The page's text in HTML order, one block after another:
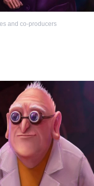
and co-producers